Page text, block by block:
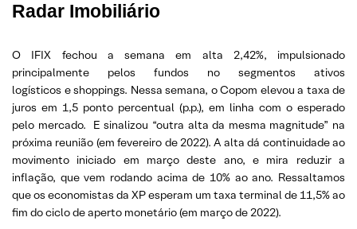
Radar Imobiliário
O IFIX fechou a semana em alta 2,42%, impulsionado
principalmente pelos fundos no segmentos ativos
logísticos e shoppings. Nessa semana, o Copom elevou a taxa de
juros em 1,5 ponto percentual (p.p.), em linha com o esperado
pelo mercado. E sinalizou “outra alta da mesma magnitude” na
próxima reunião (em fevereiro de 2022). A alta dá continuidade ao
movimento iniciado em março deste ano, e mira reduzir a
inflação, que vem rodando acima de 10% ao ano. Ressaltamos
que os economistas da XP esperam um taxa terminal de 11,5% ao
fim do ciclo de aperto monetário (em março de 2022).